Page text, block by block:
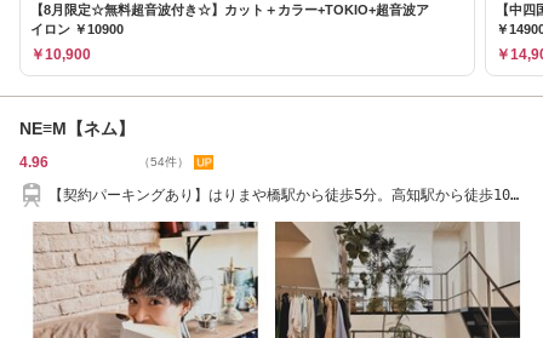
【8月限定☆無料超音波付き☆】カット＋カラー+TOKIO+超音波ア
イロン ￥10900
￥10,900
【中
￥
￥
NE≡M【ネム】
4.96 （54件）
【契約パーキングあり】はりまや橋駅から徒歩5分。高知駅から徒歩10